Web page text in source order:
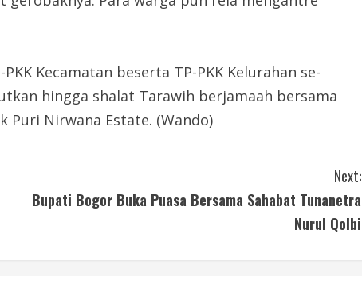
Kecamatan beserta TP-PKK Kelurahan se-
hingga shalat Tarawih berjamaah bersama
Puri Nirwana Estate. (Wando)
Next:
Bupati Bogor Buka Puasa Bersama Sahabat Tunanetra
Nurul Qolbi